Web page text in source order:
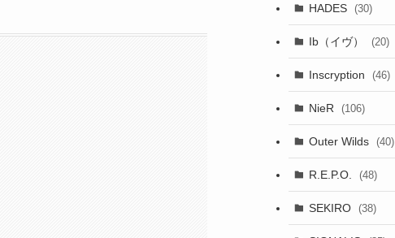
HADES (30)
Ib（イヴ） (20)
Inscryption (46)
NieR (106)
Outer Wilds (40)
R.E.P.O. (48)
SEKIRO (38)